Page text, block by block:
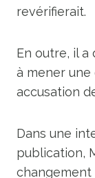
revérifierait.
En outre, il
à mener
accusation
Dans une
publication,
changement